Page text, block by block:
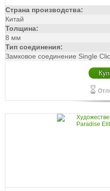
Страна производства:
Китай
Толщина:
8 мм
Тип соединения:
Замковое соединение Single